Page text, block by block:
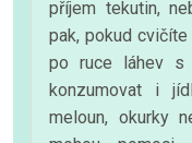
příjem tekutin,
pak, pokud
po ruce láhev s
konzumovat i
meloun, okurky